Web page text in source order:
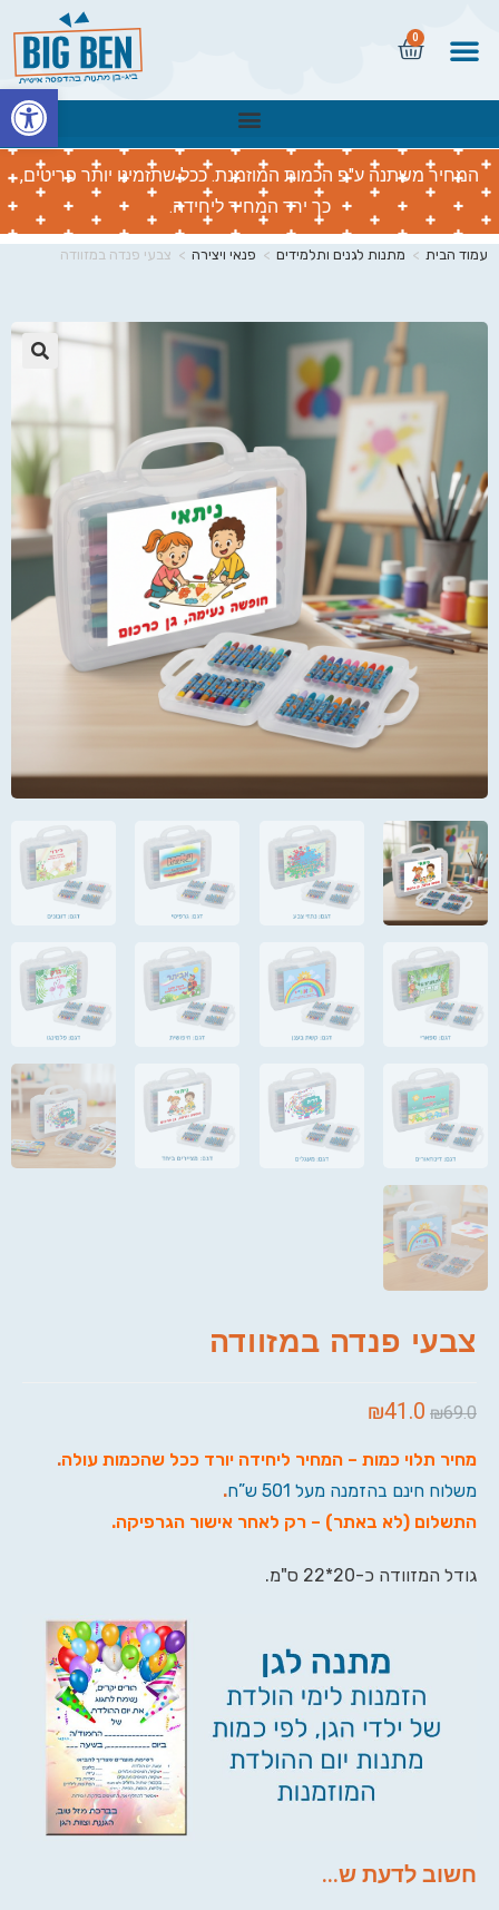
0
המחיר משתנה ע"פ הכמות המוזמנת. ככל שתזמינו יותר פריטים,
כך ירד המחיר ליחידה.
עמוד הבית > מתנות לגנים ותלמידים > פנאי ויצירה > צבעי פנדה במזוודה
צבעי פנדה במזוודה
₪69.0
₪41.0
מחיר תלוי כמות – המחיר ליחידה יורד ככל שהכמות עולה.
משלוח חינם בהזמנה מעל 501 ש”ח
.
התשלום (לא באתר) – רק לאחר אישור הגרפיקה.
גודל המזוודה כ-20*22 ס"מ.
חשוב לדעת ש...